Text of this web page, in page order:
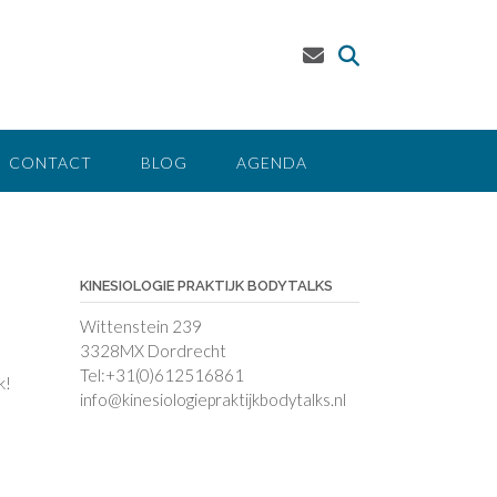
CONTACT BLOG AGENDA
KINESIOLOGIE PRAKTIJK BODYTALKS
Wittenstein 239
3328MX Dordrecht
Tel:+31(0)612516861
info@kinesiologiepraktijkbodytalks.nl